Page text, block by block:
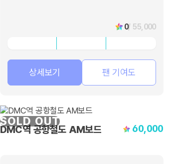
0/ 55,000
상세보기 팬 기여도
SOLD OUT
DMC역 공항철도 AM보드 60,000